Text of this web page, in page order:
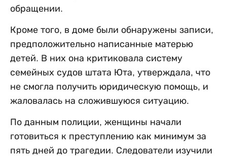
обращении.
Кроме того, в доме были обнаружены записи,
предположительно написанные матерью
детей. В них она критиковала систему
семейных судов штата Юта, утверждала, что
не смогла получить юридическую помощь, и
жаловалась на сложившуюся ситуацию.
По данным полиции, женщины начали
готовиться к преступлению как минимум за
пять дней до трагедии. Следователи изучили